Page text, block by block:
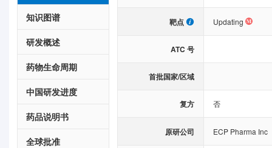
知识图谱
研发概述
药物生命周期
中国研发进度
药品说明书
全球批准
靶点 Updating
ATC 号
首批国家/区域
复方 否
原研公司 ECP Pharma Inc